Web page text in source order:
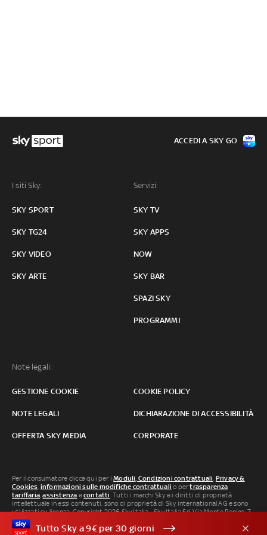
I siti Sky:
SKY SPORT
SKY TG24
SKY VIDEO
SKY ARTE
Servizi:
SKY TV
SKY APPS
NOW
SKY BAR
SPAZI SKY
PROGRAMMI
Note legali:
GESTIONE COOKIE COOKIE POLICY
NOTE LEGALI DICHIARAZIONE DI ACCESSIBILITÀ
OFFERTA SKY MEDIA CORPORATE
ACCEDI A SKY GO
Per il consumatore clicca qui per iModuli, Condizioni contrattuali, Privacy &
Cookies, informazioni sulle modifiche contrattuali o pertrasparenza
tariffaria,assistenza econtatti. Tutti i marchi Sky e i diritti di proprietà
intellettuale in essi contenuti, sono di proprietà di Sky international AG e sono
utilizzati su licenza. Copyright 2026 Sky Italia - Sky Italia Srl Via Monte Penice, 7 -
20138 Milano P.IVA 04619241005. SkyTG24: ISSN 3035-1537 e SkySport: ISSN
3035-1545.Segnalazione Abusi
Tutto Sky a 9€ per 30 giorni